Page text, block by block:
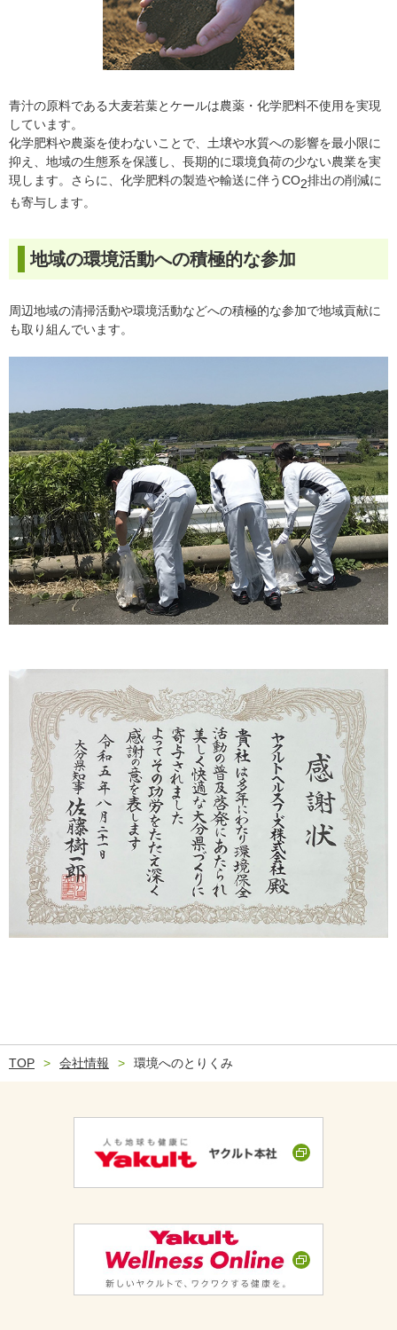
青汁の原料である大麦若葉とケールは農薬・化学肥料不使用を実現
しています。
化学肥料や農薬を使わないことで、土壌や水質への影響を最小限に
抑え、地域の生態系を保護し、長期的に環境負荷の少ない農業を実
現します。さらに、化学肥料の製造や輸送に伴うCO2排出の削減に
も寄与します。
地域の環境活動への積極的な参加
周辺地域の清掃活動や環境活動などへの積極的な参加で地域貢献に
も取り組んでいます。
TOP 会社情報 環境へのとりくみ